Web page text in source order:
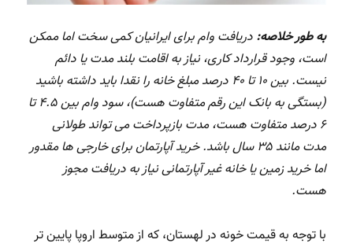
به طور خلاصه:دریافت وام برای ایرانیان کمی سخت اما ممکن
است، وجود قرارداد کاری، نیاز به اقامت بلند مدت یا دائم
نیست. بین ۱۰ تا ۴۰ درصد مبلغ خانه را نقدا باید داشته باشید
(بستگی به بانک این رقم متفاوت هست)، سود وام بین ۴.۵ تا
۶ درصد متفاوت هست، مدت بازپرداخت می تواند طولانی
مدت مانند ۳۵ سال باشد. خرید آپارتمان برای خارجی ها مقدور
اما خرید زمین یا خانه غیر آپارتمانی نیاز به دریافت مجوز
هست.
با توجه به قیمت خونه در لهستان، که از متوسط اروپا پایین تر